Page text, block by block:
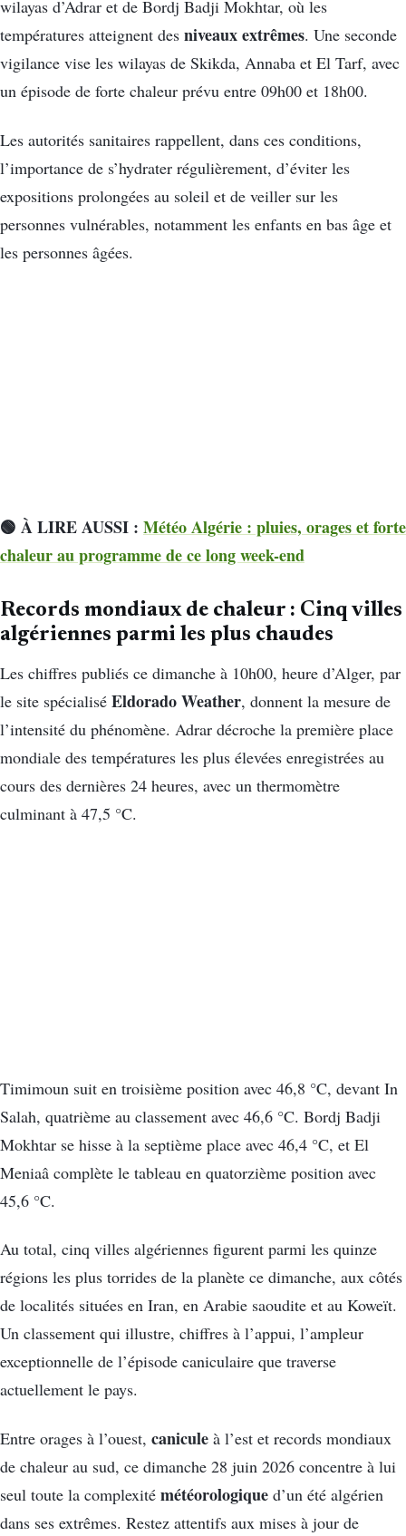
wilayas d’Adrar et de Bordj Badji Mokhtar, où les
températures atteignent des niveaux extrêmes. Une seconde
vigilance vise les wilayas de Skikda, Annaba et El Tarf, avec
un épisode de forte chaleur prévu entre 09h00 et 18h00.
Les autorités sanitaires rappellent, dans ces conditions,
l’importance de s’hydrater régulièrement, d’éviter les
expositions prolongées au soleil et de veiller sur les
personnes vulnérables, notamment les enfants en bas âge et
les personnes âgées.
🟢 À LIRE AUSSI : Météo Algérie : pluies, orages et forte
chaleur au programme de ce long week-end
Records mondiaux de chaleur : Cinq villes
algériennes parmi les plus chaudes
Les chiffres publiés ce dimanche à 10h00, heure d’Alger, par
le site spécialisé Eldorado Weather, donnent la mesure de
l’intensité du phénomène. Adrar décroche la première place
mondiale des températures les plus élevées enregistrées au
cours des dernières 24 heures, avec un thermomètre
culminant à 47,5 °C.
Timimoun suit en troisième position avec 46,8 °C, devant In
Salah, quatrième au classement avec 46,6 °C. Bordj Badji
Mokhtar se hisse à la septième place avec 46,4 °C, et El
Meniaâ complète le tableau en quatorzième position avec
45,6 °C.
Au total, cinq villes algériennes figurent parmi les quinze
régions les plus torrides de la planète ce dimanche, aux côtés
de localités situées en Iran, en Arabie saoudite et au Koweït.
Un classement qui illustre, chiffres à l’appui, l’ampleur
exceptionnelle de l’épisode caniculaire que traverse
actuellement le pays.
Entre orages à l’ouest, canicule à l’est et records mondiaux
de chaleur au sud, ce dimanche 28 juin 2026 concentre à lui
seul toute la complexité météorologique d’un été algérien
dans ses extrêmes. Restez attentifs aux mises à jour de